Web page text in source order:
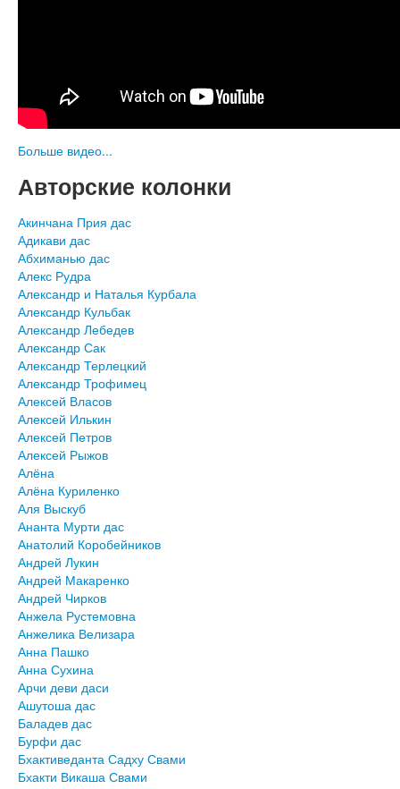
Больше видео...
Авторские колонки
Акинчана Прия дас
Адикави дас
Абхиманью дас
Алекс Рудра
Александр и Наталья Курбала
Александр Кульбак
Александр Лебедев
Александр Сак
Александр Терлецкий
Александр Трофимец
Алексей Власов
Алексей Илькин
Алексей Петров
Алексей Рыжов
Алёна
Алёна Куриленко
Аля Выскуб
Ананта Мурти дас
Анатолий Коробейников
Андрей Лукин
Андрей Макаренко
Андрей Чирков
Анжела Рустемовна
Анжелика Велизара
Анна Пашко
Анна Сухина
Арчи деви даси
Ашутоша дас
Баладев дас
Бурфи дас
Бхактиведанта Садху Свами
Бхакти Викаша Свами